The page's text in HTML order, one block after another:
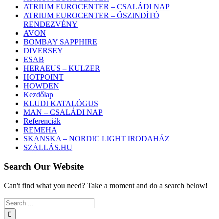
ATRIUM EUROCENTER – CSALÁDI NAP
ATRIUM EUROCENTER – ŐSZINDÍTÓ
RENDEZVÉNY
AVON
BOMBAY SAPPHIRE
DIVERSEY
ESAB
HERAEUS – KULZER
HOTPOINT
HOWDEN
Kezdőlap
KLUDI KATALÓGUS
MAN – CSALÁDI NAP
Referenciák
REMEHA
SKANSKA – NORDIC LIGHT IRODAHÁZ
SZÁLLÁS.HU
Search Our Website
Can't find what you need? Take a moment and do a search below!